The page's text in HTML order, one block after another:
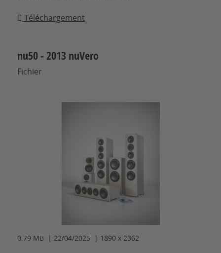
Téléchargement
nu50 - 2013 nuVero
Fichier
0.79 MB | 22/04/2025 | 1890 x 2362